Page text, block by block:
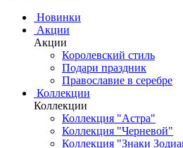
Новинки
Акции
Акции
Королевский стиль
Подари праздник
Православие в серебре
Коллекции
Коллекции
Коллекция "Астра"
Коллекция "Черневой"
Коллекция "Знаки